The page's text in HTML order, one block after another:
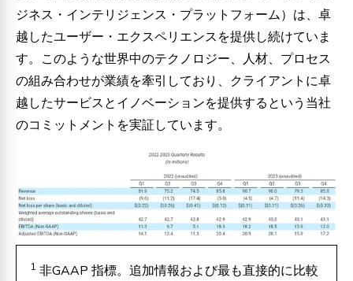
ジネス・インテリジェンス・プラットフォーム）は、卓
越したユーザー・エクスペリエンスを提供し続けていま
す。このような世界中のテクノロジー、人材、プロセス
の組み合わせが業績を牽引しており、クライアントに卓
越したサービスとイノベーションを提供するという当社
のコミットメントを実証しています。
1 非GAAP 指標。追加情報および最も直接的に比較